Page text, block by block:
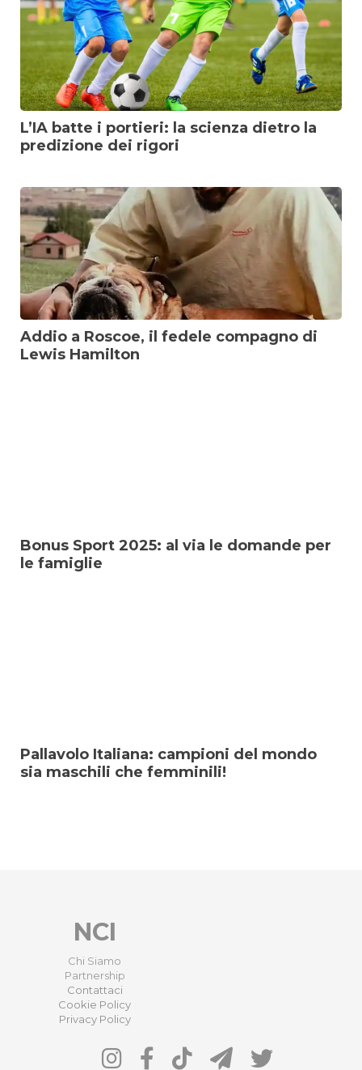
L’IA batte i portieri: la scienza dietro la
predizione dei rigori
Addio a Roscoe, il fedele compagno di
Lewis Hamilton
Bonus Sport 2025: al via le domande per
le famiglie
Pallavolo Italiana: campioni del mondo
sia maschili che femminili!
NCI
Chi Siamo
Partnership
Contattaci
Cookie Policy
Privacy Policy